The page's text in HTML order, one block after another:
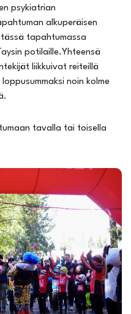
psykiatrian
alkuperäisen
tässä tapahtumassa
potilaille.Yhteensä
liikkuivat reiteillä
noin kolme
tavalla tai toisella